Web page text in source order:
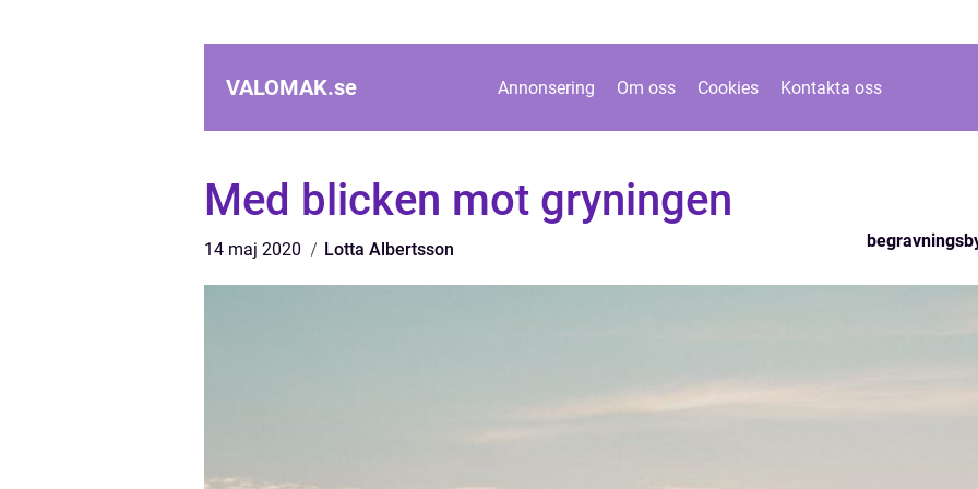
VALOMAK.se Annonsering Om oss Cookies Kontakta oss
Med blicken mot gryningen
14 maj 2020 Lotta Albertsson